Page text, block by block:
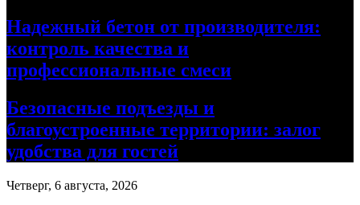
Надежный бетон от производителя:
контроль качества и
профессиональные смеси
Безопасные подъезды и
благоустроенные территории: залог
удобства для гостей
Четверг, 6 августа, 2026